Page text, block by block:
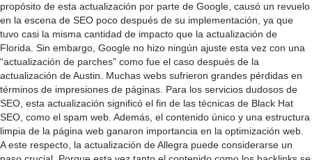
propósito de esta actualización por parte de Google, causó un revuelo
en la escena de SEO poco después de su implementación, ya que
tuvo casi la misma cantidad de impacto que la actualización de
Florida. Sin embargo, Google no hizo ningún ajuste esta vez con una
“actualización de parches” como fue el caso después de la
actualización de Austin. Muchas webs sufrieron grandes pérdidas en
términos de impresiones de páginas. Para los servicios dudosos de
SEO, esta actualización significó el fin de las técnicas de Black Hat
SEO, como el spam web. Además, el contenido único y una estructura
limpia de la página web ganaron importancia en la optimización web.
A este respecto, la actualización de Allegra puede considerarse un